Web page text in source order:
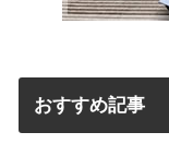
おすすめ記事